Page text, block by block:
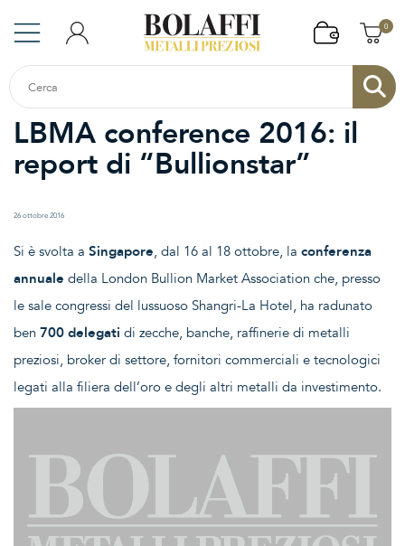
0
LBMA conference 2016: il
report di “Bullionstar”
26 ottobre 2016
Si è svolta a Singapore, dal 16 al 18 ottobre, la conferenza
annuale della London Bullion Market Association che, presso
le sale congressi del lussuoso Shangri-La Hotel, ha radunato
ben 700 delegati di zecche, banche, raffinerie di metalli
preziosi, broker di settore, fornitori commerciali e tecnologici
legati alla filiera dell’oro e degli altri metalli da investimento.